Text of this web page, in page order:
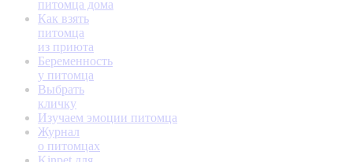
питомца дома
Как взять
питомца
из приюта
Беременность
у питомца
Выбрать
кличку
Изучаем эмоции питомца
Журнал
о питомцах